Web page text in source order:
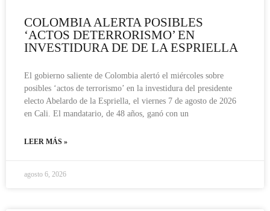
COLOMBIA ALERTA POSIBLES
‘ACTOS DETERRORISMO’ EN
INVESTIDURA DE DE LA ESPRIELLA
El gobierno saliente de Colombia alertó el miércoles sobre
posibles ‘actos de terrorismo’ en la investidura del presidente
electo Abelardo de la Espriella, el viernes 7 de agosto de 2026
en Cali. El mandatario, de 48 años, ganó con un
LEER MÁS »
agosto 6, 2026